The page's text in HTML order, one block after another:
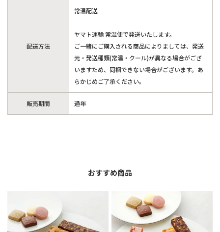
配送方法
常温配送
ヤマト運輸 常温便で発送いたします。
ご一緒にご購入される商品によりましては、発送
元・発送種類(常温・クール)が異なる場合がござ
いますため、同梱できない場合がございます。あ
らかじめご了承ください。
販売期間 通年
おすすめ商品